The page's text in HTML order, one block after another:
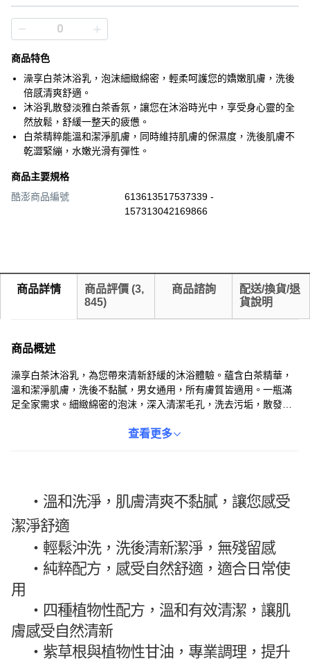
商品特色
澡享白茶沐浴乳，泡沫細緻綿密，輕柔呵護您的嬌嫩肌膚，洗後
倍感清爽舒適。
沐浴乳散發淡雅白茶香氛，讓您在沐浴時光中，享受身心靈的全
然放鬆，舒緩一整天的疲憊。
白茶精粹能溫和潔淨肌膚，同時維持肌膚的保濕度，洗後肌膚不
乾澀緊繃，水嫩光滑有彈性。
商品主要規格
酷澎商品編號
613613517537339 -
157313042169866
商品詳情 商品評價 (3,
845)
商品諮詢
配送/換貨/退
貨說明
商品概述
澡享白茶沐浴乳，為您帶來清新舒緩的沐浴體驗。蘊含白茶精華，
溫和潔淨肌膚，洗後不黏膩，男女通用，所有膚質皆適用。一瓶滿
足全家需求。細緻綿密的泡沫，深入清潔毛孔，洗去污垢，散發淡
查看更多
・溫和洗淨，肌膚清爽不黏膩，讓您感受
潔淨舒適
・ 輕鬆沖洗，洗後清新潔淨，無殘留感
・ 純粹配方，感受自然舒適，適合日常使
用
・ 四種植物性配方，溫和有效清潔，讓肌
膚感受自然清新
・ 紫草根與植物性甘油，專業調理，提升